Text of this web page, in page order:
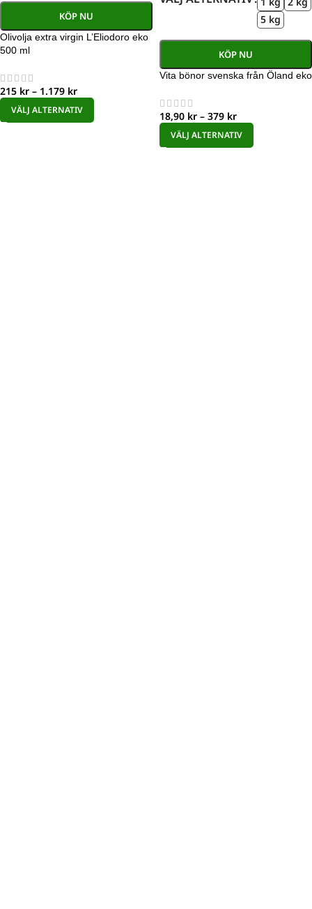
KÖP NU
Olivolja extra virgin L’Eliodoro eko
500 ml
215 kr – 1.179 kr
VÄLJ ALTERNATIV
5 kg
KÖP NU
Vita bönor svenska från Öland eko
18,90 kr – 379 kr
VÄLJ ALTERNATIV